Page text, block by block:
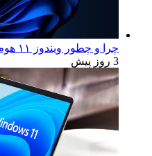
واقعی